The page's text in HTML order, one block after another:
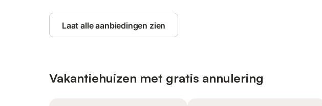
Laat alle aanbiedingen zien
Vakantiehuizen met gratis annulering